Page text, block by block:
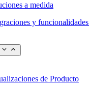
a medida
y
de Producto